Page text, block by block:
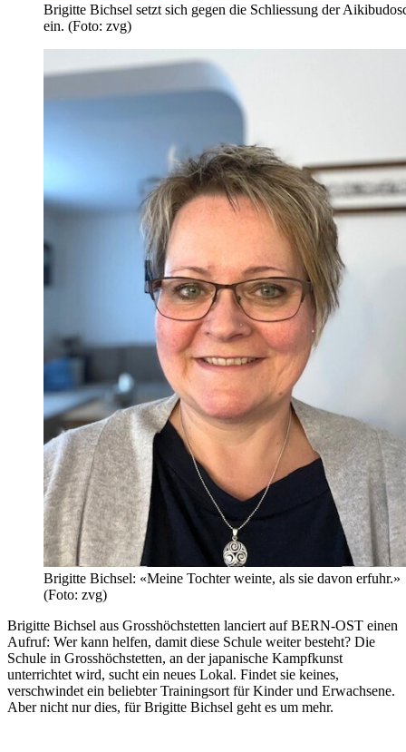
Brigitte Bichsel setzt sich gegen die Schliessung der
ein. (Foto: zvg)
Brigitte Bichsel: «Meine Tochter weinte, als sie davon erfuhr.»
(Foto: zvg)
Brigitte Bichsel aus Grosshöchstetten lanciert auf BERN-OST einen
Aufruf: Wer kann helfen, damit diese Schule weiter besteht? Die
Schule in Grosshöchstetten, an der japanische Kampfkunst
unterrichtet wird, sucht ein neues Lokal. Findet sie keines,
verschwindet ein beliebter Trainingsort für Kinder und Erwachsene.
Aber nicht nur dies, für Brigitte Bichsel geht es um mehr.